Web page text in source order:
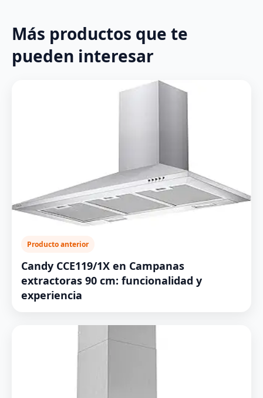
Más productos que te
pueden interesar
Producto anterior
Candy CCE119/1X en Campanas
extractoras 90 cm: funcionalidad y
experiencia